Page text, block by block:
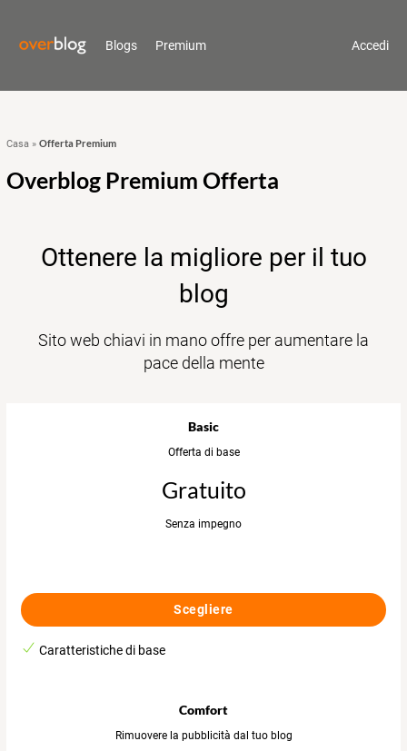
Blogs Premium Accedi
Casa » Offerta Premium
Overblog Premium Offerta
Ottenere la migliore per il tuo
blog
Sito web chiavi in mano offre per aumentare la
pace della mente
Basic
Offerta di base
Gratuito
Senza impegno
Scegliere
Caratteristiche di base
Comfort
Rimuovere la pubblicità dal tuo blog